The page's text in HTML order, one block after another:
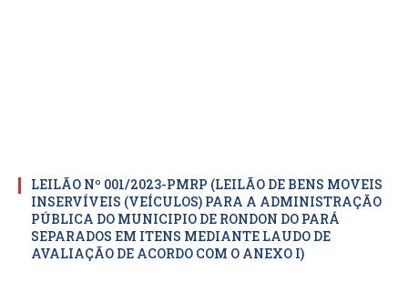
LEILÃO Nº 001/2023-PMRP (LEILÃO DE BENS MOVEIS
INSERVÍVEIS (VEÍCULOS) PARA A ADMINISTRAÇÃO
PÚBLICA DO MUNICIPIO DE RONDON DO PARÁ
SEPARADOS EM ITENS MEDIANTE LAUDO DE
AVALIAÇÃO DE ACORDO COM O ANEXO I)